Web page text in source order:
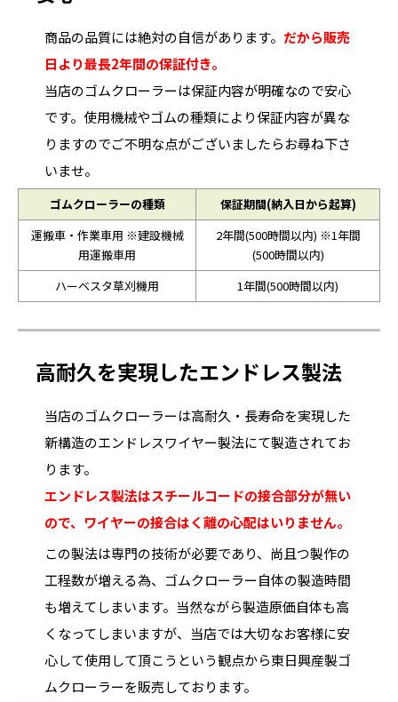
商品の品質には絶対の自信があります。 だから販売
日より最長2年間の保証付き。
当店のゴムクローラーは保証内容が明確なので安心
です。使用機械やゴムの種類により保証内容が異な
りますのでご不明な点がございましたらお尋ね下さ
いませ。
ゴムクローラーの種類
保証期間(納入日から起算)
運搬車・作業車用 ※建設機械
用運搬車用
2年間(500時間以内) ※1年間
(500時間以内)
ハーベスタ草刈機用
1年間(500時間以内)
高耐久を実現したエンドレス製法
当店のゴムクローラーは高耐久・長寿命を実現した
新構造のエンドレスワイヤー製法にて製造されてお
ります。
エンドレス製法はスチールコードの接合部分が無い
ので、ワイヤーの接合はく離の心配はいりません。
この製法は専門の技術が必要であり、尚且つ製作の
工程数が増える為、ゴムクローラー自体の製造時間
も増えてしまいます。当然ながら製造原価自体も高
くなってしまいますが、当店では大切なお客様に安
心して使用して頂こうという観点から東日興産製ゴ
ムクローラーを販売しております。